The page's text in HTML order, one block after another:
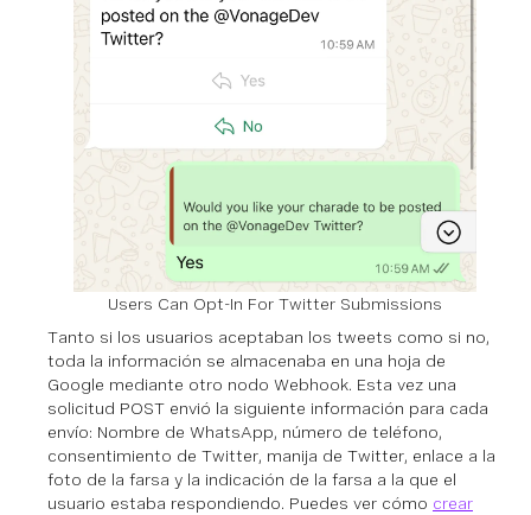
Users Can Opt-In For Twitter Submissions
Tanto si los usuarios aceptaban los tweets como si no,
toda la información se almacenaba en una hoja de
Google mediante otro nodo Webhook. Esta vez una
solicitud POST envió la siguiente información para cada
envío: Nombre de WhatsApp, número de teléfono,
consentimiento de Twitter, manija de Twitter, enlace a la
foto de la farsa y la indicación de la farsa a la que el
usuario estaba respondiendo. Puedes ver cómo crear